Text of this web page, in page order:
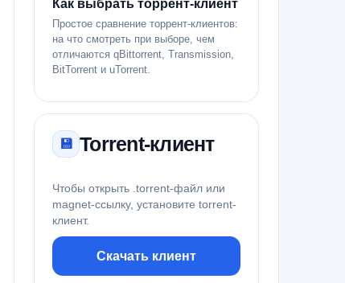
Как выбрать торрент-клиент
Простое сравнение торрент-клиентов:
на что смотреть при выборе, чем
отличаются qBittorrent, Transmission,
BitTorrent и uTorrent.
💾 Torrent-клиент
Чтобы открыть .torrent-файл или
magnet-ссылку, установите torrent-
клиент.
Скачать клиент